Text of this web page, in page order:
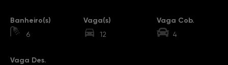
Banheiro(s)
6
Vaga(s)
12
Vaga Cob.
4
Vaga Des.